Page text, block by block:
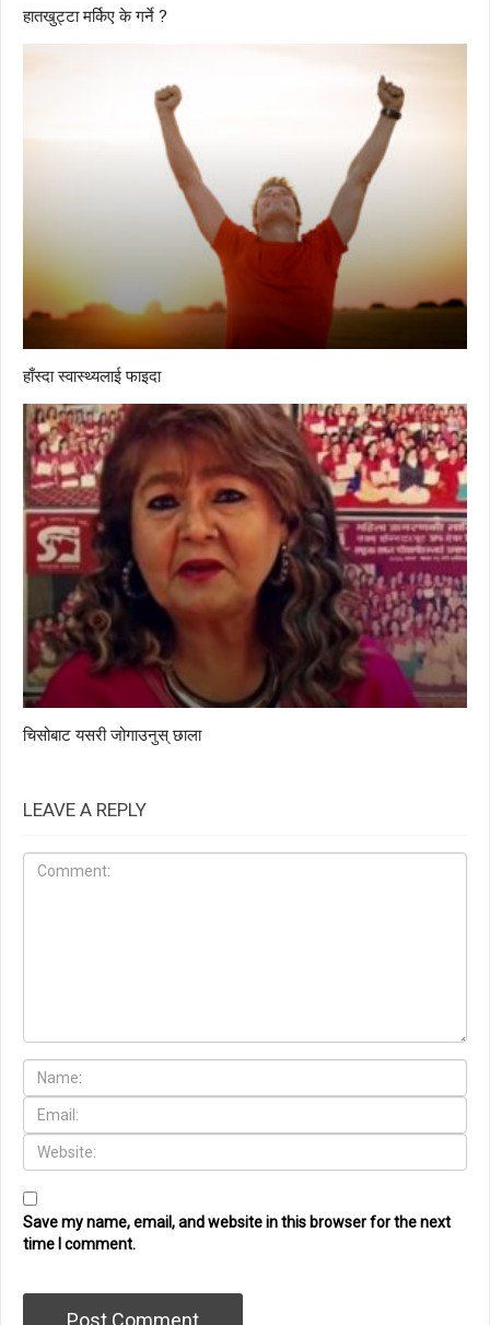
हातखुट्टा मर्किए के गर्ने ?
हाँस्दा स्वास्थ्यलाई फाइदा
चिसोबाट यसरी जोगाउनुस् छाला
LEAVE A REPLY
Save my name, email, and website in this browser for the next
time I comment.